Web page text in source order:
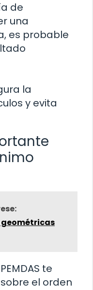
de
una
es probable
la
y evita
te
el orden